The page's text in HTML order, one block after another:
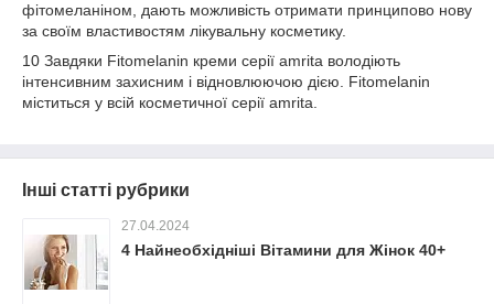
фітомеланіном, дають можливість отримати принципово нову
за своїм властивостям лікувальну косметику.
10 Завдяки Fitomelanin креми серії amrita володіють
інтенсивним захисним і відновлюючою дією. Fitomelanin
міститься у всій косметичної серії amrita.
Інші статті рубрики
27.04.2024
4 Найнеобхідніші Вітамини для Жінок 40+